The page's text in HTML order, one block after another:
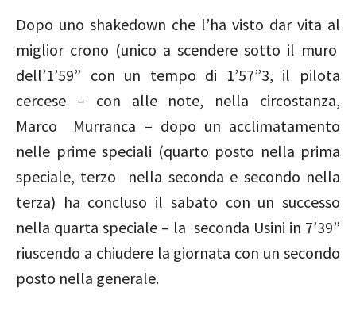
Dopo uno shakedown che l’ha visto dar vita al
miglior crono (unico a scendere sotto il muro
dell’1’59” con un tempo di 1’57”3, il pilota
cercese – con alle note, nella circostanza,
Marco Murranca – dopo un acclimatamento
nelle prime speciali (quarto posto nella prima
speciale, terzo nella seconda e secondo nella
terza) ha concluso il sabato con un successo
nella quarta speciale – la seconda Usini in 7’39”
riuscendo a chiudere la giornata con un secondo
posto nella generale.